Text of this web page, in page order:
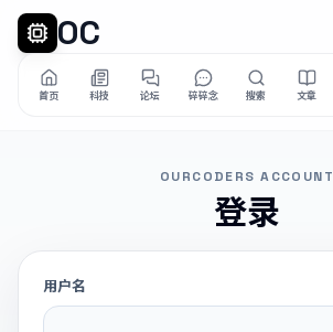
OC
首页 科技 论坛 碎碎念 搜索 文章
OURCODERS ACCOUNT
登录
用户名